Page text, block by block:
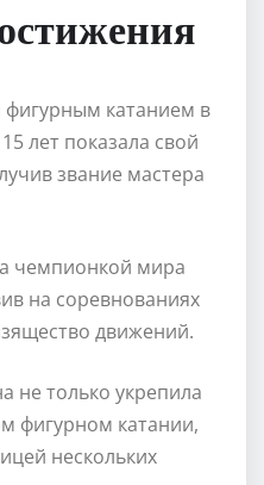
фигурным катанием в
лет показала свой
звание мастера
чемпионкой мира
на соревнованиях
движений.
не только укрепила
фигурном катании,
нескольких